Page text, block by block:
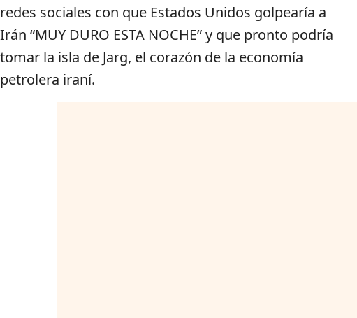
redes sociales con que Estados Unidos golpearía a
Irán “MUY DURO ESTA NOCHE” y que pronto podría
tomar la isla de Jarg, el corazón de la economía
petrolera iraní.